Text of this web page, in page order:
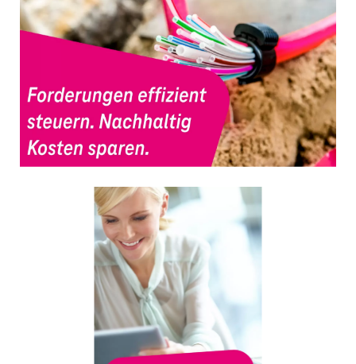
Strukturiertes Fallmanagement reduziert
finanzielle Risiken und beschleunigt
Lösungsprozesse.
Schnelle und zuverlässige Bereitstellung
von HR-Services — von Recruiting bis
Contact Center.